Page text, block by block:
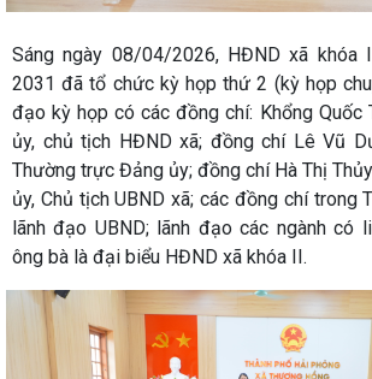
Sáng ngày 08/04/2026, HĐND xã khóa
2031 đã tổ chức kỳ họp thứ 2 (kỳ họp
đạo kỳ họp có các đồng chí: Khổng Quốc
ủy, chủ tịch HĐND xã; đồng chí Lê Vũ
Thường trực Đảng ủy; đồng chí Hà Thị
ủy, Chủ tịch UBND xã; các đồng chí trong
lãnh đạo UBND; lãnh đạo các ngành có
ông bà là đại biểu HĐND xã khóa II.